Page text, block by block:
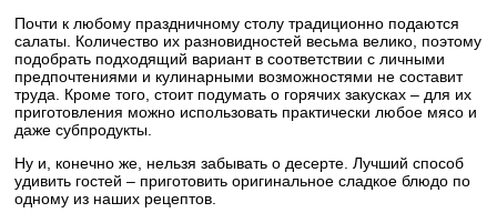
Почти к любому праздничному столу традиционно подаются
салаты. Количество их разновидностей весьма велико, поэтому
подобрать подходящий вариант в соответствии с личными
предпочтениями и кулинарными возможностями не составит
труда. Кроме того, стоит подумать о горячих закусках – для их
приготовления можно использовать практически любое мясо и
даже субпродукты.
Ну и, конечно же, нельзя забывать о десерте. Лучший способ
удивить гостей – приготовить оригинальное сладкое блюдо по
одному из наших рецептов.